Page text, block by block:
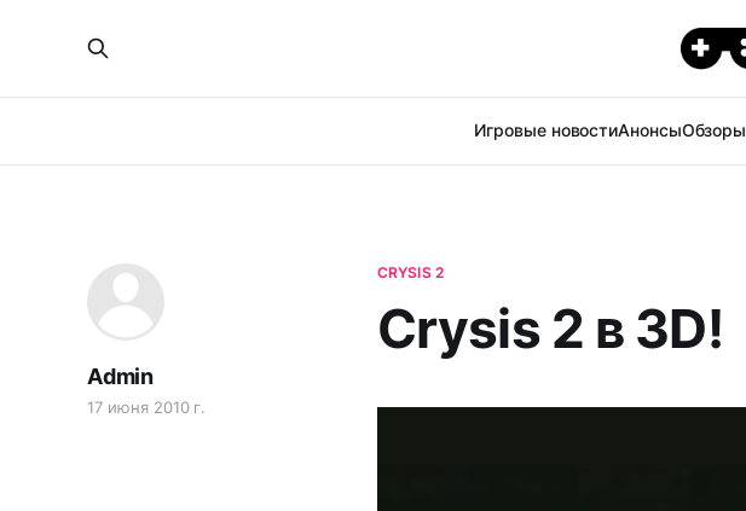
Игровые новостиАнонсыОбзоры
CRYSIS 2
Crysis 2 в 3D!
Admin
17 июня 2010 г.